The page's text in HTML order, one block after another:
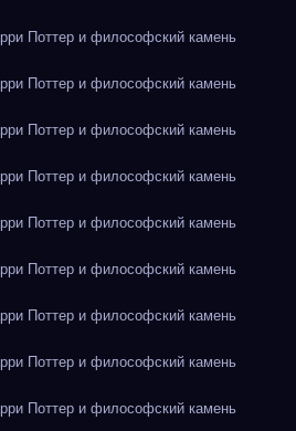
Поттер и философский камень
Поттер и философский камень
Поттер и философский камень
Поттер и философский камень
Поттер и философский камень
Поттер и философский камень
Поттер и философский камень
Поттер и философский камень
Поттер и философский камень